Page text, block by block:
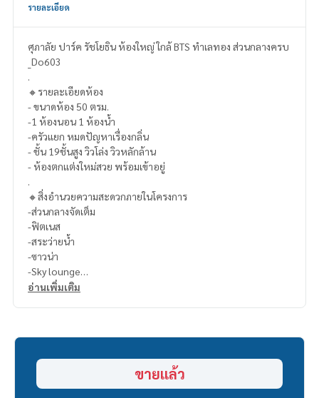
รายละเอียด
ศุภาลัย ปาร์ค รัชโยธิน ห้องใหญ่ ใกล้ BTS ทำเลทอง ส่วนกลางครบ
_Do603
.
🔸รายละเอียดห้อง
- ขนาดห้อง 50 ตรม.
-1 ห้องนอน 1 ห้องน้ำ
-ครัวแยก หมดปัญหาเรื่องกลิ่น
- ชั้น 19ชั้นสูง วิวโล่ง วิวหลักล้าน
- ห้องตกแต่งใหม่สวย พร้อมเข้าอยู่
.
🔸สิ่งอำนวยความสะดวกภายในโครงการ
-ส่วนกลางจัดเต็ม
-ฟิตเนส
-สระว่ายน้ำ
-ซาวน่า
-Sky lounge
-สวนหย่อม
🔸สถานที่ใกล้เคียง
-MRT
อ่านเพิ่มเติม
ขายแล้ว